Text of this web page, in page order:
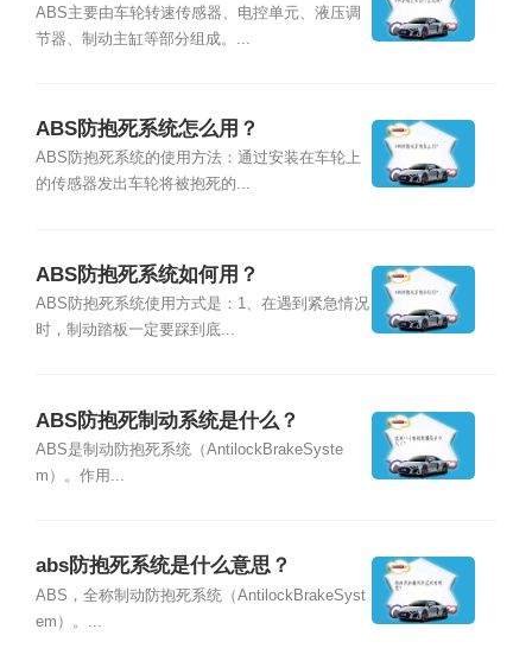
ABS主要由车轮转速传感器、电控单元、液压调
节器、制动主缸等部分组成。...
ABS防抱死系统怎么用？
ABS防抱死系统的使用方法：通过安装在车轮上
的传感器发出车轮将被抱死的...
ABS防抱死系统如何用？
ABS防抱死系统使用方式是：1、在遇到紧急情况
时，制动踏板一定要踩到底...
ABS防抱死制动系统是什么？
ABS是制动防抱死系统（AntilockBrakeSyste
m）。作用...
abs防抱死系统是什么意思？
ABS，全称制动防抱死系统（AntilockBrakeSyst
em）。...